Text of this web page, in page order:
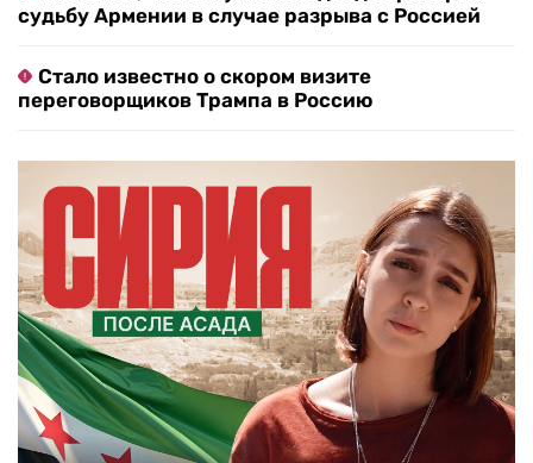
судьбу Армении в случае разрыва с Россией
Стало известно о скором визите
переговорщиков Трампа в Россию